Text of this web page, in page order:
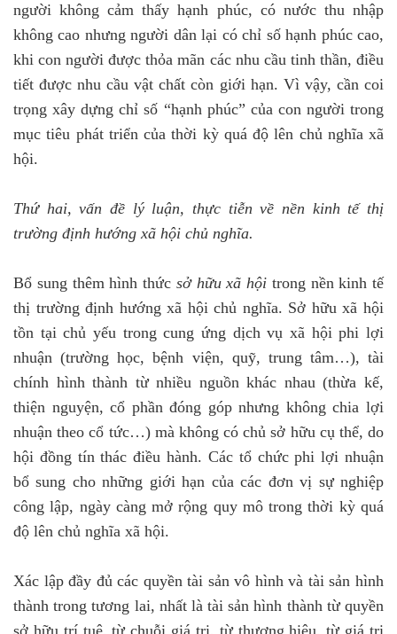
người không cảm thấy hạnh phúc, có nước thu nhập
không cao nhưng người dân lại có chỉ số hạnh phúc cao,
khi con người được thỏa mãn các nhu cầu tinh thần, điều
tiết được nhu cầu vật chất còn giới hạn. Vì vậy, cần coi
trọng xây dựng chỉ số “hạnh phúc” của con người trong
mục tiêu phát triển của thời kỳ quá độ lên chủ nghĩa xã
hội.
Thứ hai, vấn đề lý luận, thực tiễn về nền kinh tế thị
trường định hướng xã hội chủ nghĩa.
Bổ sung thêm hình thức sở hữu xã hội trong nền kinh tế
thị trường định hướng xã hội chủ nghĩa. Sở hữu xã hội
tồn tại chủ yếu trong cung ứng dịch vụ xã hội phi lợi
nhuận (trường học, bệnh viện, quỹ, trung tâm…), tài
chính hình thành từ nhiều nguồn khác nhau (thừa kế,
thiện nguyện, cổ phần đóng góp nhưng không chia lợi
nhuận theo cổ tức…) mà không có chủ sở hữu cụ thể, do
hội đồng tín thác điều hành. Các tổ chức phi lợi nhuận
bổ sung cho những giới hạn của các đơn vị sự nghiệp
công lập, ngày càng mở rộng quy mô trong thời kỳ quá
độ lên chủ nghĩa xã hội.
Xác lập đầy đủ các quyền tài sản vô hình và tài sản hình
thành trong tương lai, nhất là tài sản hình thành từ quyền
sở hữu trí tuệ, từ chuỗi giá trị, từ thương hiệu, từ giá trị